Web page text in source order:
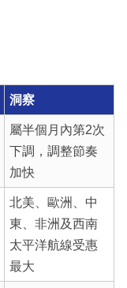
洞察
屬半個月內第2次
下調，調整節奏
加快
北美、歐洲、中
東、非洲及西南
太平洋航線受惠
最大